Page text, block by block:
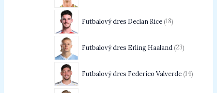
Futbalový dres Declan Rice 18
Futbalový dres Erling Haaland 23
Futbalový dres Federico Valverde 14